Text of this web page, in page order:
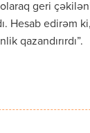
geri
Hesab edirəm
qazandırırdı”.